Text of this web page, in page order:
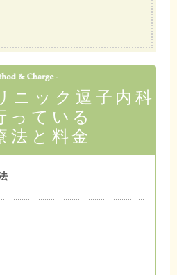
ニック逗子内科
っている
法と料金